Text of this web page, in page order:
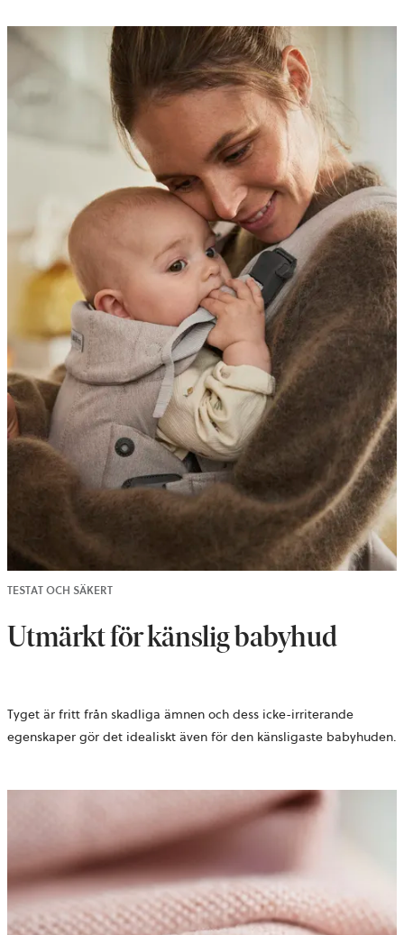
TESTAT OCH SÄKERT
Utmärkt för känslig babyhud
Tyget är fritt från skadliga ämnen och dess icke-irriterande
egenskaper gör det idealiskt även för den känsligaste babyhuden.